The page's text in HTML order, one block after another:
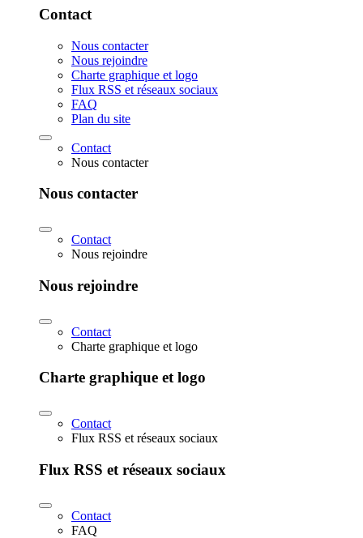
Contact
Nous contacter
Nous rejoindre
Charte graphique et logo
Flux RSS et réseaux sociaux
FAQ
Plan du site
Contact
Nous contacter
Nous contacter
Contact
Nous rejoindre
Nous rejoindre
Contact
Charte graphique et logo
Charte graphique et logo
Contact
Flux RSS et réseaux sociaux
Flux RSS et réseaux sociaux
Contact
FAQ